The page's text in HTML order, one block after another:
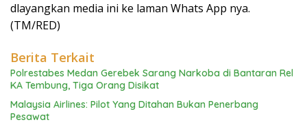
dlayangkan media ini ke laman Whats App nya.
(TM/RED)
Berita Terkait
Polrestabes Medan Gerebek Sarang Narkoba di Bantaran Rel
KA Tembung, Tiga Orang Disikat
Malaysia Airlines: Pilot Yang Ditahan Bukan Penerbang
Pesawat